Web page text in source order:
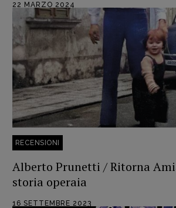
12 dicembre
Blade Runner 40
Editoria
Intelligenza Artificiale
Maestri sommersi
Pasolini 1922-2022
Psichedelia
Scienza
Stranimondi
Tornare a Ballard
Valerio Evangelisti
Vampirismi
22 MARZO 2024
RECENSIONI
Alberto Prunetti / Ritorna
storia operaia
16 SETTEMBRE 2023